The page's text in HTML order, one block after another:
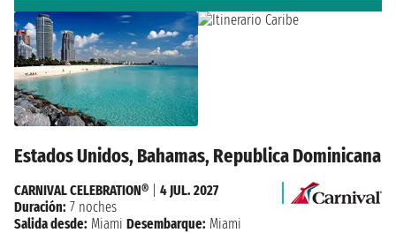
Estados Unidos, Bahamas, Republica Dominicana
CARNIVAL CELEBRATION®
4 JUL. 2027
Duración: 7 noches
Salida desde: Miami Desembarque: Miami